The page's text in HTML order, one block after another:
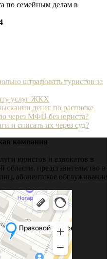
по семейным делам в
штрафовать туристов за
услуг ЖКХ
денег по расписке
через МФЦ без юриста?
и списать их через суд?
компания
юристов и адвокатов в
представительство в
абонентское обслуживание